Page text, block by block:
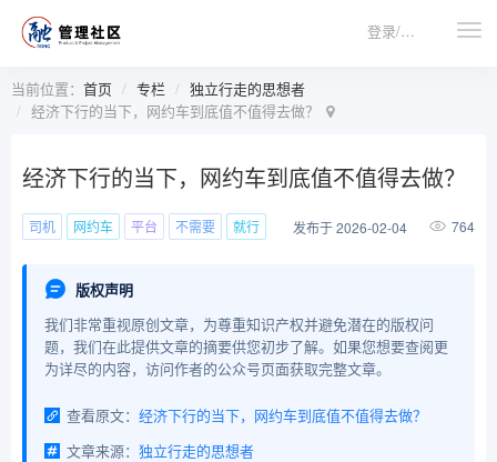
登录/注册
当前位置： 首页 专栏
独立行走的思想者
经济下行的当下，网约车到底值不值得去做？
经济下行的当下，网约车到底值不值得去做？
司机 网约车 平台 不需要 就行 发布于 2026-02-04 764
版权声明
我们非常重视原创文章，为尊重知识产权并避免潜在的版权问
题，我们在此提供文章的摘要供您初步了解。如果您想要查阅更
为详尽的内容，访问作者的公众号页面获取完整文章。
查看原文： 经济下行的当下，网约车到底值不值得去做？
文章来源： 独立行走的思想者